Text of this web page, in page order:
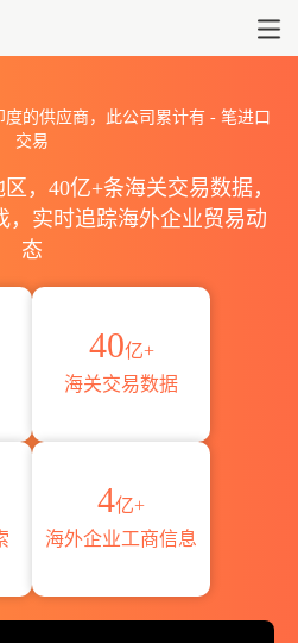
度的供应商，此公司累计有 -笔进口
交易
，40亿+条海关交易数据，
，实时追踪海外企业贸易动
态
40亿+
海关交易数据
4亿+
海外企业工商信息